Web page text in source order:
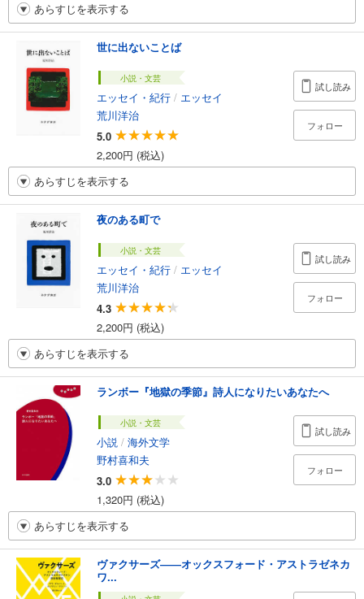
あらすじを表示する
世に出ないことば
小説・文芸
エッセイ・紀行 / エッセイ
荒川洋治
5.0
2,200円 (税込)
試し読み
フォロー
あらすじを表示する
夜のある町で
小説・文芸
エッセイ・紀行 / エッセイ
荒川洋治
4.3
2,200円 (税込)
試し読み
フォロー
あらすじを表示する
ランボー『地獄の季節』詩人になりたいあなたへ
小説・文芸
小説 / 海外文学
野村喜和夫
3.0
1,320円 (税込)
試し読み
フォロー
あらすじを表示する
ヴァクサーズ――オックスフォード・アストラゼネカ
ワ...